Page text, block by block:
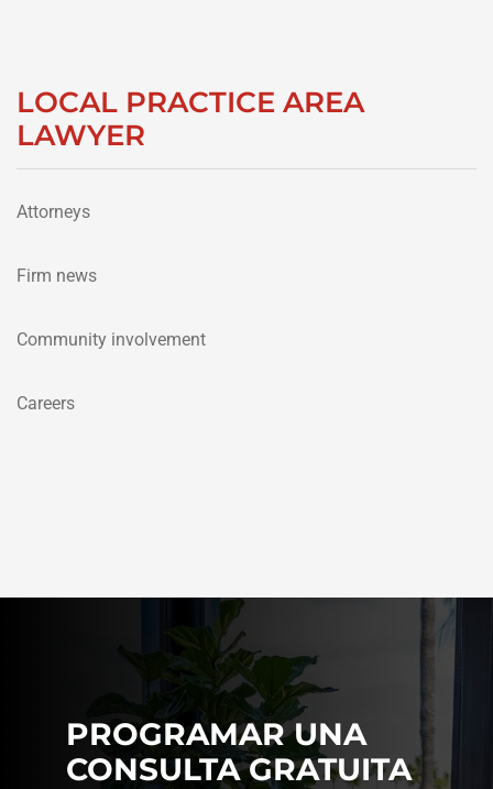
LOCAL PRACTICE AREA
LAWYER
Attorneys
Firm news
Community involvement
Careers
PROGRAMAR UNA
CONSULTA GRATUITA